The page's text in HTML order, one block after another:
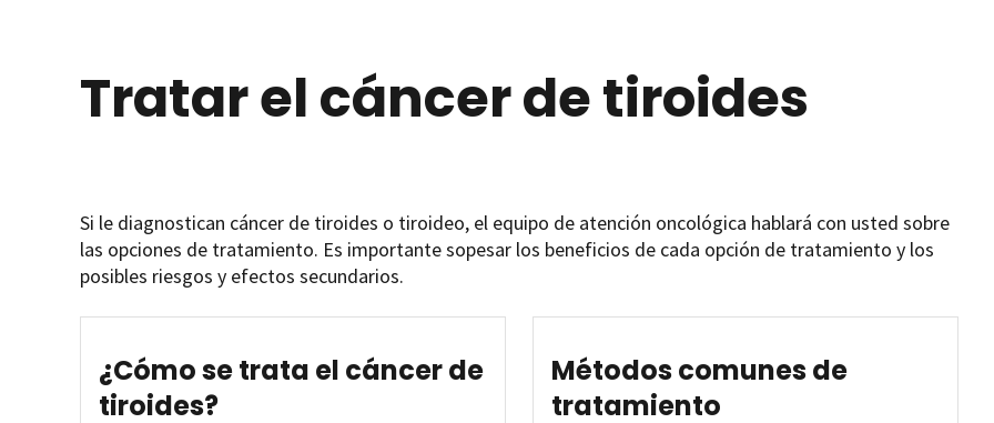
Tratar el cáncer de tiroides
Si le diagnostican cáncer de tiroides o tiroideo, el equipo de atención oncológica hablará con usted sobre
las opciones de tratamiento. Es importante sopesar los beneficios de cada opción de tratamiento y los
posibles riesgos y efectos secundarios.
¿Cómo se trata el cáncer de
tiroides?
Métodos comunes de
tratamiento